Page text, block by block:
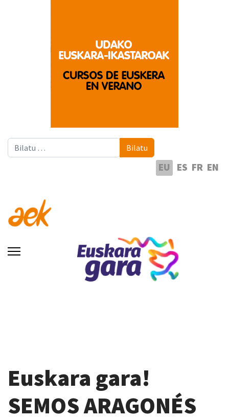
Bilatu Bilatu
EU ES FR EN
Euskara gara!
SEMOS ARAGONÉS